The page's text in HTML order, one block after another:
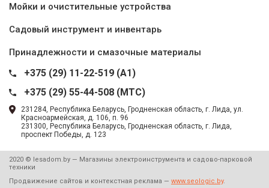
Мойки и очистительные устройства
Садовый инструмент и инвентарь
Принадлежности и смазочные материалы
+375 (29) 11-22-519 (A1)
+375 (29) 55-44-508 (MTC)
231284, Республика Беларусь, Гродненская область, г. Лида, ул.
Красноармейская, д. 106, п. 96
231300, Республика Беларусь, Гродненская область, г. Лида,
проспект Победы, д. 123
2020 © lesadom.by — Магазины электроинструмента и садово-парковой
техники
Продвижение сайтов и контекстная реклама — www.seologic.by.